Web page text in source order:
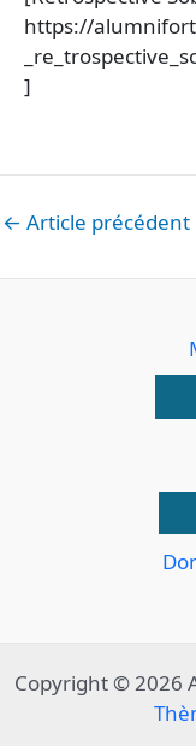
https://
]
← Article précédent
Copyright © 2026